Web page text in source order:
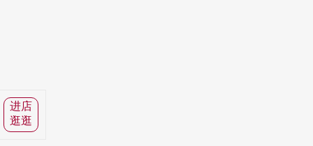
进店
逛逛